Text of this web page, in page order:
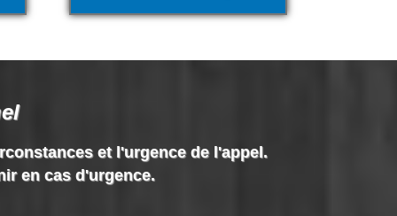
et l'urgence de l'appel.
en cas d'urgence.